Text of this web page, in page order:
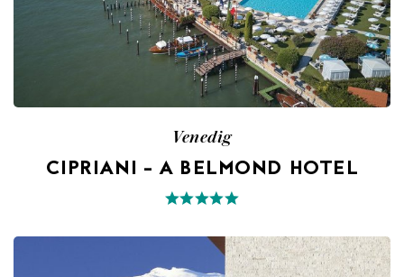
Venedig
CIPRIANI – A BELMOND HOTEL